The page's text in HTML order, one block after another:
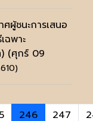
ผู้ชนะการเสนอ
ฉพาะ
(ศุกร์ 09
246 247